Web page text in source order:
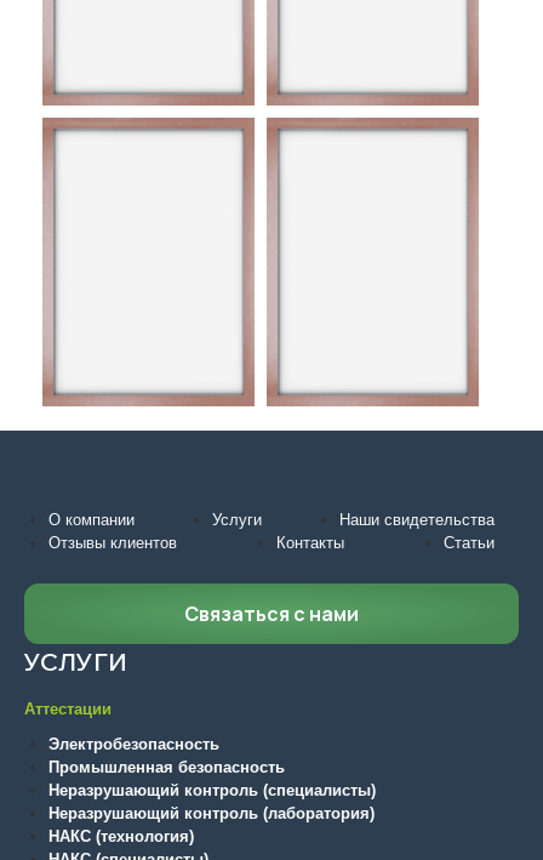
О компании Услуги
Наши свидетельства
Отзывы клиентов
Контакты Статьи
Связаться с нами
УСЛУГИ
Аттестации
Электробезопасность
Промышленная безопасность
Неразрушающий контроль (специалисты)
Неразрушающий контроль (лаборатория)
НАКС (технология)